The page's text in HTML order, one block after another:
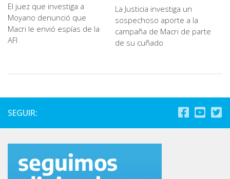
El juez que investiga a
Moyano denunció que
Macri le envió espías de la
AFI
La Justicia investiga un
sospechoso aporte a la
campaña de Macri de parte
de su cuñado
SEGUIR: